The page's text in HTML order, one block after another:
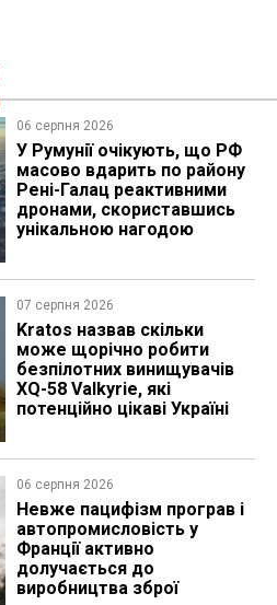
06 серпня 2026
У Румунії очікують, що РФ
масово вдарить по району
Рені-Галац реактивними
дронами, скориставшись
унікальною нагодою
07 серпня 2026
Kratos назвав скільки
може щорічно робити
безпілотних винищувачів
XQ-58 Valkyrie, які
потенційно цікаві Україні
06 серпня 2026
Невже пацифізм програв і
автопромисловість у
Франції активно
долучається до
виробництва зброї